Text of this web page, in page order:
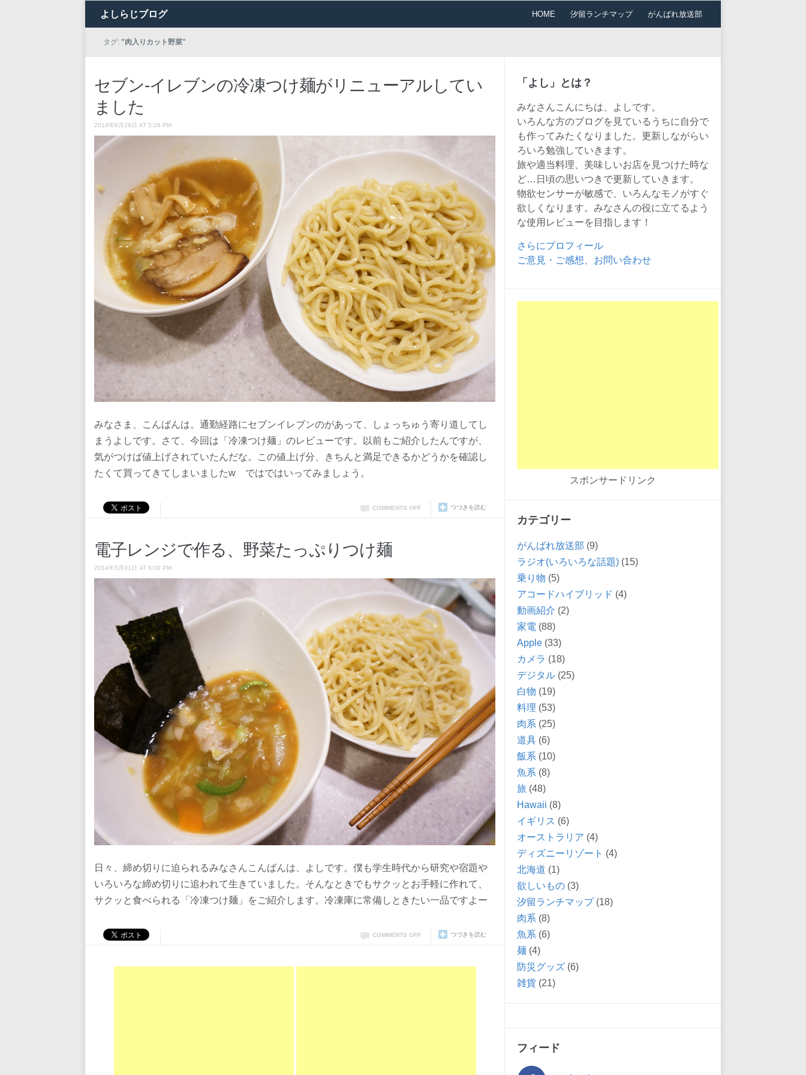
よしらじブログ HOME 汐留ランチマップ がんばれ放送部
タグ: "肉入りカット野菜"
セブン-イレブンの冷凍つけ麺がリニューアルしてい
ました
2014年8月28日 AT 5:26 PM
みなさま、こんばんは。通勤経路にセブンイレブンのがあって、しょっちゅう寄り道してし
まうよしです。さて、今回は「冷凍つけ麺」のレビューです。以前もご紹介したんですが、
気がつけば値上げされていたんだな。この値上げ分、きちんと満足できるかどうかを確認し
たくて買ってきてしまいましたw ではではいってみましょう。
つづきを読む
COMMENTS OFF
電子レンジで作る、野菜たっぷりつけ麺
2014年5月31日 AT 6:00 PM
日々、締め切りに迫られるみなさんこんばんは、よしです。僕も学生時代から研究や宿題や
いろいろな締め切りに追われて生きていました。そんなときでもサクッとお手軽に作れて、
サクッと食べられる「冷凍つけ麺」をご紹介します。冷凍庫に常備しときたい一品ですよー
つづきを読む
COMMENTS OFF
「よし」とは？
みなさんこんにちは、よしです。
いろんな方のブログを見ているうちに自分で
も作ってみたくなりました。更新しながらい
ろいろ勉強していきます。
旅や適当料理、美味しいお店を見つけた時な
ど…日頃の思いつきで更新していきます。
物欲センサーが敏感で、いろんなモノがすぐ
欲しくなります。みなさんの役に立てるよう
な使用レビューを目指します！
さらにプロフィール
ご意見・ご感想、お問い合わせ
スポンサードリンク
カテゴリー
がんばれ放送部 (9)
ラジオ(いろいろな話題) (15)
乗り物 (5)
アコードハイブリッド (4)
動画紹介 (2)
家電 (88)
Apple (33)
カメラ (18)
デジタル (25)
白物 (19)
料理 (53)
肉系 (25)
道具 (6)
飯系 (10)
魚系 (8)
旅 (48)
Hawaii (8)
イギリス (6)
オーストラリア (4)
ディズニーリゾート (4)
北海道 (1)
欲しいもの (3)
汐留ランチマップ(18)
肉系 (8)
魚系 (6)
麺 (4)
防災グッズ (6)
雑貨 (21)
フィード